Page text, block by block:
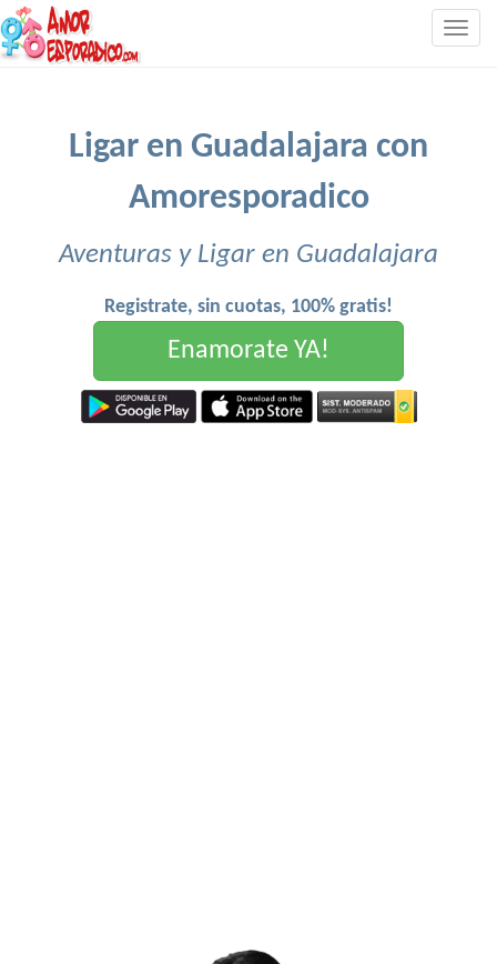
Ligar en Guadalajara con
Amoresporadico
Aventuras y Ligar en Guadalajara
Registrate, sin cuotas, 100% gratis!
Enamorate YA!